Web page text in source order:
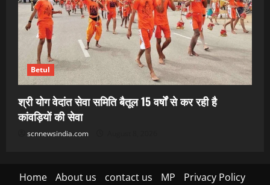
Betul
श्री योग वेदांत सेवा समिति बैतूल 15 वर्षों से कर रही है
कांवड़ियों की सेवा
scnnewsindia.com
Home About us contact us MP
Privacy Policy